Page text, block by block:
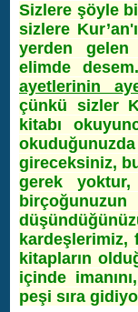
Sizlere şöyle
sizlere
yerden
elimde
ayetlerinin
çünkü sizler
kitabı
gireceksiniz,
gerek
kardeşlerimiz,
kitapların
içinde
peşi sıra